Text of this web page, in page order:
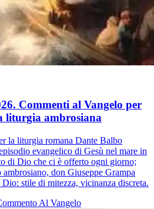
Commenti al Vangelo per
liturgia ambrosiana
la liturgia romana Dante Balbo
evangelico di Gesù nel mare in
di Dio che ci è offerto ogni giorno;
don Giuseppe Grampa
stile di mitezza, vicinanza discreta.
Al Vangelo